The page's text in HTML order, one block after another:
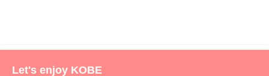
Let's enjoy KOBE